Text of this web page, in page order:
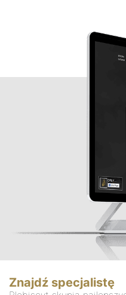
Znajdź specjalistę